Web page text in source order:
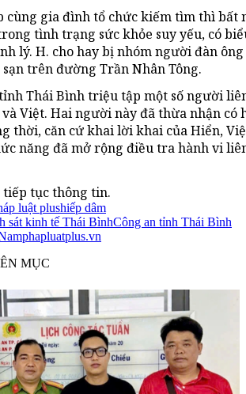
cùng gia đình tổ chức kiếm tìm thì bất
tình trạng sức khỏe suy yếu, có
lý. H. cho hay bị nhóm người đàn
trên đường Trần Nhân Tông.
Thái Bình triệu tập một số người
Việt. Hai người này đã thừa nhận có
thời, căn cứ khai lời khai của Hiển,
năng đã mở rộng điều tra hành vi
tiếp tục thông tin.
luật plushiếp dâm
sát kinh tế Thái BìnhCông an tỉnh Thái Bình
phapluatplus.vn
MỤC